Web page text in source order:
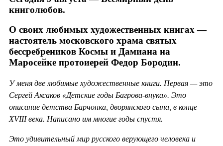
книголюбов.
О своих любимых художественных книгах —
настоятель московского храма святых
бессребреников Космы и Дамиана на
Маросейке протоиерей Федор Бородин.
У меня две любимые художественные книги. Первая — это
Сергей Аксаков «Детские годы Багрова-внука». Это
описание детства Барчонка, дворянского сына, в конце
XVIII века. Написано им многие годы спустя.
Это удивительный мир русского верующего человека и